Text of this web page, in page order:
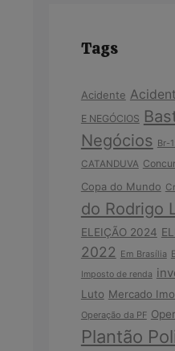
Tags
Acidente
E NEGÓCIOS
Negócios Br-
CATANDUVA
Copa do Mundo
do Rodrigo
ELEIÇÃO 2024
2022 Em Brasília
Imposto de renda
Luto Mercado
Operação da PF
Plantão